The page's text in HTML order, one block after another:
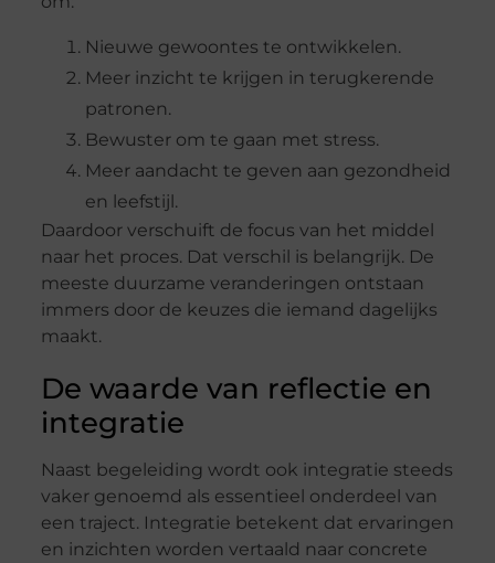
Nieuwe gewoontes te ontwikkelen.
Meer inzicht te krijgen in terugkerende
patronen.
Bewuster om te gaan met stress.
Meer aandacht te geven aan gezondheid
en leefstijl.
Daardoor verschuift de focus van het middel
naar het proces. Dat verschil is belangrijk. De
meeste duurzame veranderingen ontstaan
immers door de keuzes die iemand dagelijks
maakt.
De waarde van reflectie en
integratie
Naast begeleiding wordt ook integratie steeds
vaker genoemd als essentieel onderdeel van
een traject. Integratie betekent dat ervaringen
en inzichten worden vertaald naar concrete